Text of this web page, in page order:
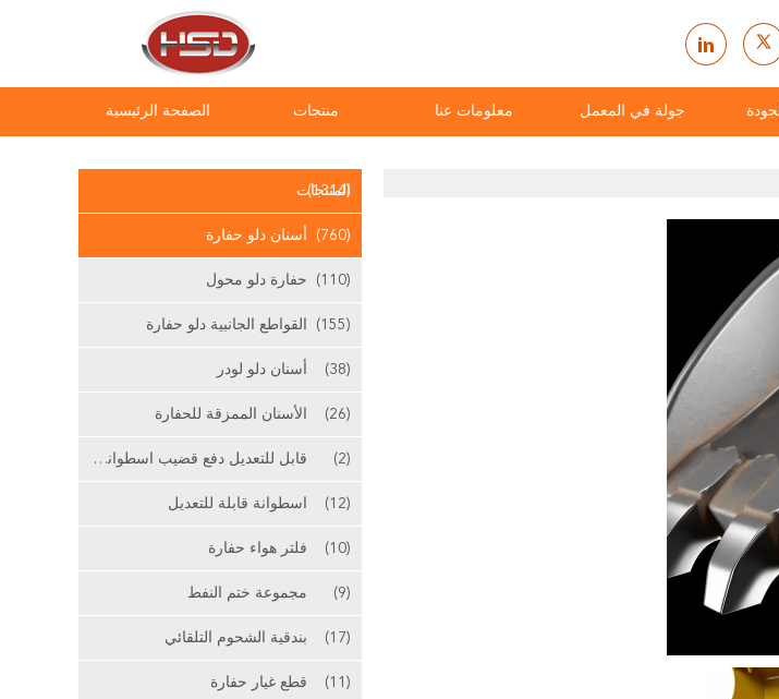
الصفحة الرئيسية منتجات معلومات عنا جولة في المعمل
المنتجات(1314)
أسنان دلو حفارة (760)
حفارة دلو محول (110)
القواطع الجانبية دلو حفارة (155)
أسنان دلو لودر (38)
الأسنان الممزقة للحفارة (26)
قابل للتعديل دفع قضيب اسطوانة الرئيسية (2)
اسطوانة قابلة للتعديل (12)
فلتر هواء حفارة (10)
مجموعة ختم النفط (9)
بندقية الشحوم التلقائي (17)
قطع غيار حفارة (11)